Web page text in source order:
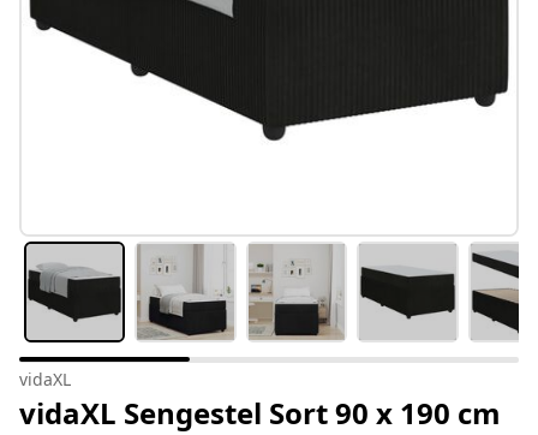
vidaXL
vidaXL Sengestel Sort 90 x 190 cm